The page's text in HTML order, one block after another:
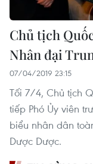
Chủ tịch
Nhân đại
07/04/2019 23:15
Tối 7/4, Chủ tịch
tiếp Phó Ủy viên
biểu nhân dân
Dược Dược.